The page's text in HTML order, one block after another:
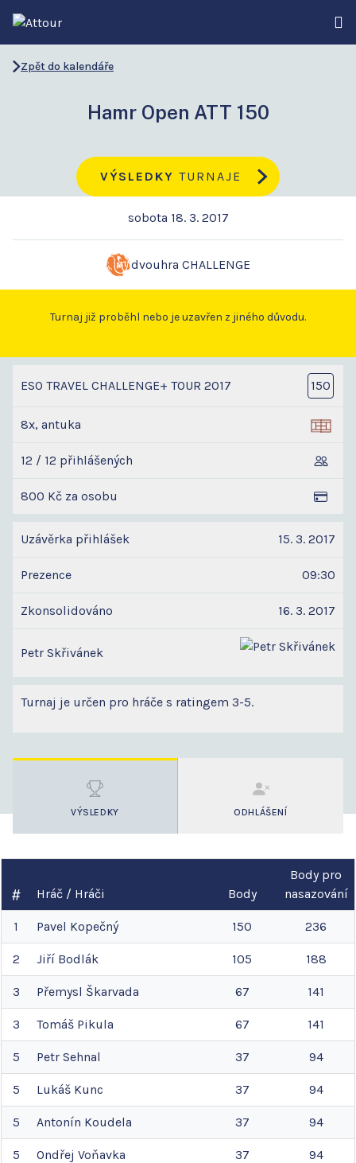
Zpět do kalendáře
Hamr Open ATT 150
VÝSLEDKY TURNAJE
sobota 18. 3. 2017
dvouhra CHALLENGE
Turnaj již proběhl nebo je uzavřen z jiného důvodu.
ESO TRAVEL CHALLENGE+ TOUR 2017 150
8x, antuka
12 / 12 přihlášených
800 Kč za osobu
Uzávěrka přihlášek 15. 3. 2017
Prezence 09:30
Zkonsolidováno 16. 3. 2017
Petr Skřivánek
Turnaj je určen pro hráče s ratingem 3-5.
VÝSLEDKY ODHLÁŠENÍ
Hráč / Hráči Body
Body pro
nasazování
1 Pavel Kopečný 150 236
2 Jiří Bodlák 105 188
3 Přemysl Škarvada 67 141
3 Tomáš Pikula 67 141
5 Petr Sehnal 37 94
5 Lukáš Kunc 37 94
5 Antonín Koudela 37 94
5 Ondřej Voňavka 37 94